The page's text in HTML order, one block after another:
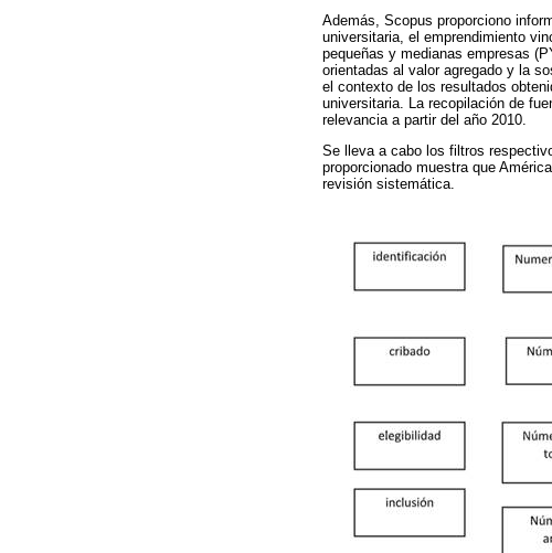
Además, Scopus proporciono
universitaria, el emprendimiento
pequeñas y medianas empresas
orientadas al valor agregado y la
el contexto de los resultados
universitaria. La recopilación de
relevancia a partir del año 2010.
Se lleva a cabo los filtros
proporcionado muestra que
revisión sistemática.